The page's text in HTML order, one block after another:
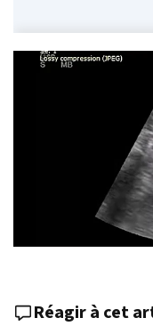
Réagir à cet